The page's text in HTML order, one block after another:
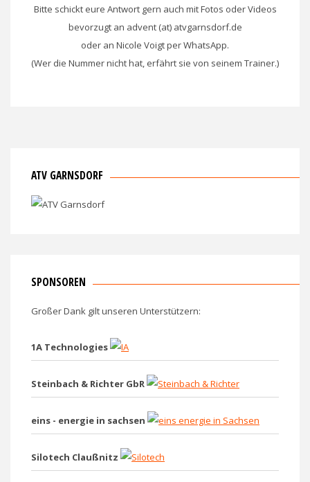
Bitte schickt eure Antwort gern auch mit Fotos oder Videos
bevorzugt an advent (at) atvgarnsdorf.de
oder an Nicole Voigt per WhatsApp.
(Wer die Nummer nicht hat, erfährt sie von seinem Trainer.)
ATV GARNSDORF
SPONSOREN
Großer Dank gilt unseren Unterstützern:
1A Technologies
Steinbach & Richter GbR
eins - energie in sachsen
Silotech Claußnitz